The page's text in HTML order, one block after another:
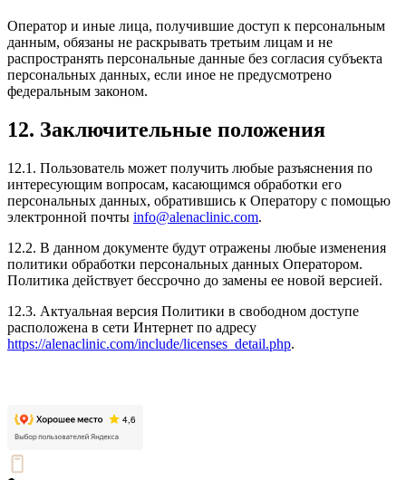
Оператор и иные лица, получившие доступ к персональным
данным, обязаны не раскрывать третьим лицам и не
распространять персональные данные без согласия субъекта
персональных данных, если иное не предусмотрено
федеральным законом.
12. Заключительные положения
12.1. Пользователь может получить любые разъяснения по
интересующим вопросам, касающимся обработки его
персональных данных, обратившись к Оператору с помощью
электронной почты info@alenaclinic.com.
12.2. В данном документе будут отражены любые изменения
политики обработки персональных данных Оператором.
Политика действует бессрочно до замены ее новой версией.
12.3. Актуальная версия Политики в свободном доступе
расположена в сети Интернет по адресу
https://alenaclinic.com/include/licenses_detail.php.